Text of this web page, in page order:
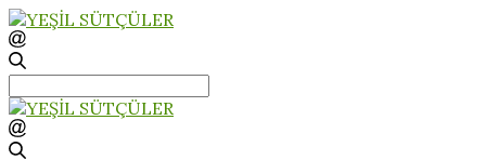
for: